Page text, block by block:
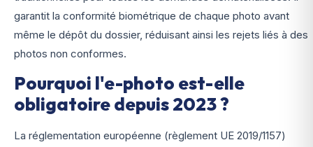
garantit la conformité biométrique de chaque photo avant
même le dépôt du dossier, réduisant ainsi les rejets liés à des
photos non conformes.
Pourquoi l'e-photo est-elle
obligatoire depuis 2023 ?
La réglementation européenne (règlement UE 2019/1157)